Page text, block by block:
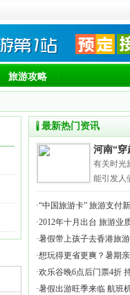
旅游攻略
最新热门资讯
河南“穿
有关时光
能引发
·“中国旅游卡” 旅游支付
·2012年十月出台 旅游业
·暑假带上孩子去香港旅
·想玩得更省更爽？暑期
·欢乐谷晚6点后门票4折
·暑假出游旺季来临 航班